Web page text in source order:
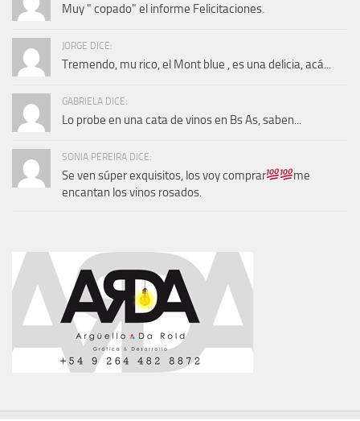
Muy " copado" el informe Felicitaciones.
JORGE DICE:
Tremendo, mu rico, el Mont blue , es una delicia, acá...
GABRIELA DICE:
Lo probe en una cata de vinos en Bs As, saben...
SONIA PEREIRA DICE:
Se ven súper exquisitos, los voy comprar
me
encantan los vinos rosados.